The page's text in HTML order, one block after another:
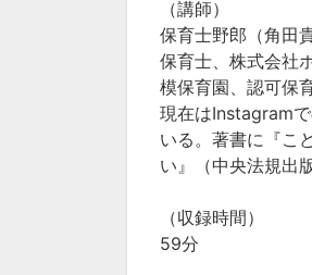
（講師）
保育士野郎（角田貴
保育士、株式会社
模保育園、認可保
現在はInstagram
いる。著書に『こ
い』（中央法規出
（収録時間）
59分